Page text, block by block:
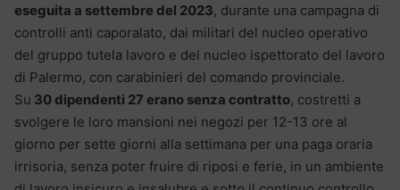
eseguita a settembre del 2023, durante una campagna di
controlli anti caporalato, dai militari del nucleo operativo
del gruppo tutela lavoro e del nucleo ispettorato del lavoro
di Palermo, con carabinieri del comando provinciale.
Su 30 dipendenti 27 erano senza contratto, costretti a
svolgere le loro mansioni nei negozi per 12-13 ore al
giorno per sette giorni alla settimana per una paga oraria
irrisoria, senza poter fruire di riposi e ferie, in un ambiente